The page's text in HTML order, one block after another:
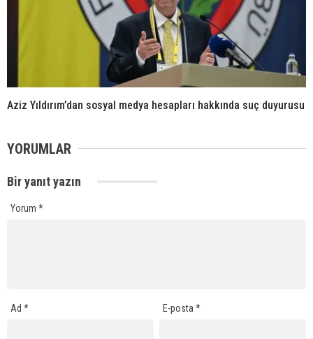
Aziz Yıldırım’dan sosyal medya hesapları hakkında suç duyurusu
YORUMLAR
Bir yanıt yazın
Yorum *
Ad * E-posta*